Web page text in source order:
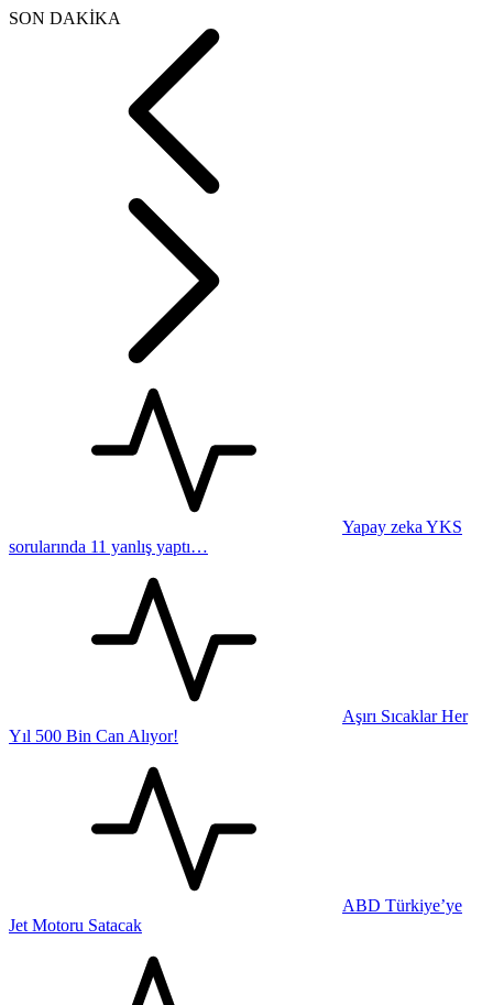
SON DAKİKA
Yapay zeka YKS
sorularında 11 yanlış yaptı…
Aşırı Sıcaklar Her
Yıl 500 Bin Can Alıyor!
ABD Türkiye’ye
Jet Motoru Satacak